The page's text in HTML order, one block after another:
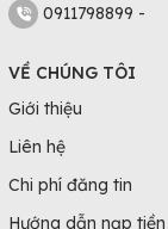
0911798899 -
VỀ CHÚNG TÔI
Giới thiệu
Liên hệ
Chi phí đăng tin
Hướng dẫn nạp tiền